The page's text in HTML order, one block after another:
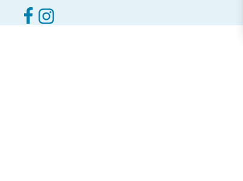
Eschen Nendeln auf Facebook
Eschen Nendeln auf Instagram